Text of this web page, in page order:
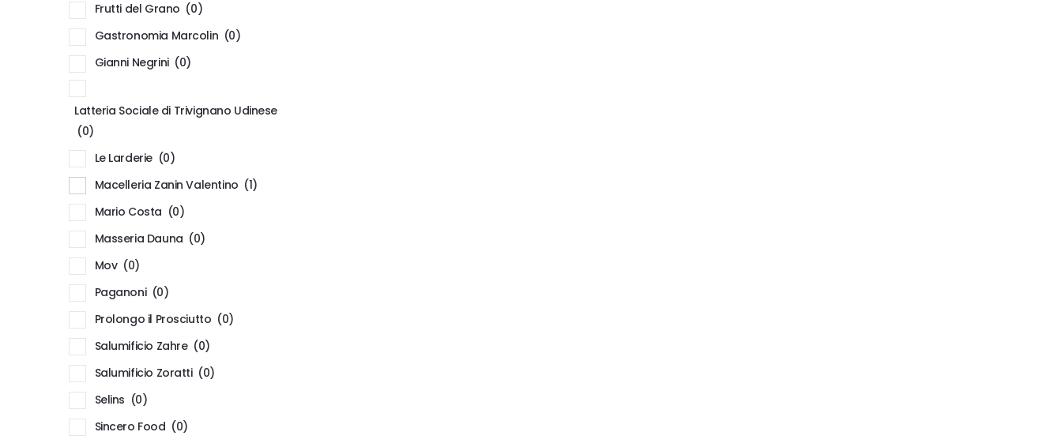
Frutti del Grano (0)
Gastronomia Marcolin (0)
Gianni Negrini (0)
Latteria Sociale di Trivignano Udinese
(0)
Le Larderie (0)
Macelleria Zanin Valentino (1)
Mario Costa (0)
Masseria Dauna (0)
Mov (0)
Paganoni (0)
Prolongo il Prosciutto (0)
Salumificio Zahre (0)
Salumificio Zoratti (0)
Selins (0)
Sincero Food (0)